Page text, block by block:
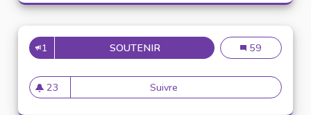
1 SOUTENIRPARITÉ HOMMES FEMMES
Parité hommes
59
23
23 abonnés
Suivre Parité hommes femmes